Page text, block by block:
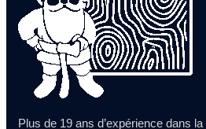
Plus de 19 ans d’expérience dans